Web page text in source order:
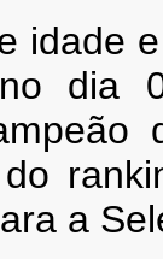
idade
dia
a